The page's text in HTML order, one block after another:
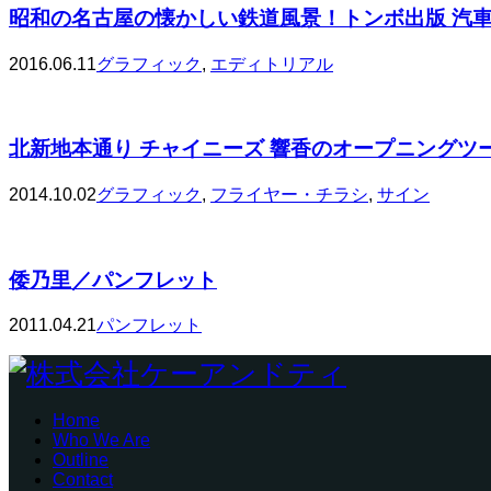
昭和の名古屋の懐かしい鉄道風景！トンボ出版 汽
2016.06.11グラフィック, エディトリアル
北新地本通り チャイニーズ 響香のオープニングツ
2014.10.02グラフィック, フライヤー・チラシ, サイン
倭乃里／パンフレット
2011.04.21パンフレット
Home
Who We Are
Outline
Contact